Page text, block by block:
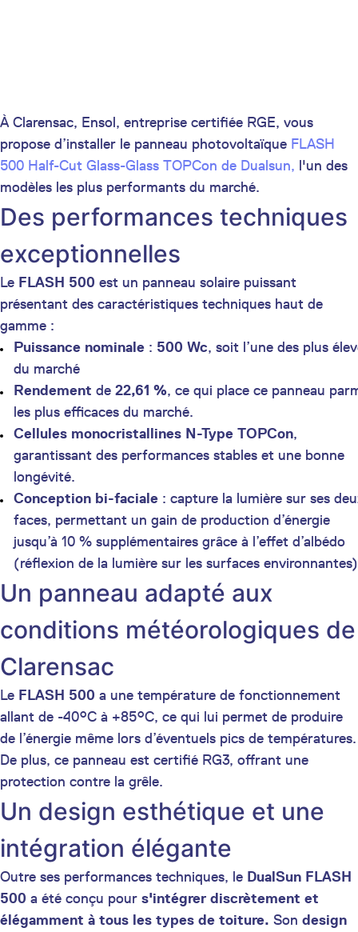
À Clarensac, Ensol, entreprise certifiée RGE, vous
propose d’installer le panneau photovoltaïque FLASH
500 Half-Cut Glass-Glass TOPCon de Dualsun, l'un des
modèles les plus performants du marché.
Des performances techniques
exceptionnelles
Le FLASH 500 est un panneau solaire puissant
présentant des caractéristiques techniques haut de
gamme :
Puissance nominale : 500 Wc, soit l’une des plus
du marché
Rendement de 22,61 %, ce qui place ce panneau
les plus efficaces du marché.
Cellules monocristallines N-Type TOPCon,
garantissant des performances stables et une bonne
longévité.
Conception bi-faciale : capture la lumière sur ses
faces, permettant un gain de production d’énergie
jusqu’à 10 % supplémentaires grâce à l’effet d’albédo
(réflexion de la lumière sur les surfaces
Un panneau adapté aux
conditions météorologiques de
Clarensac
Le FLASH 500 a une température de fonctionnement
allant de -40°C à +85°C, ce qui lui permet de produire
de l’énergie même lors d’éventuels pics de températures.
De plus, ce panneau est certifié RG3, offrant une
protection contre la grêle.
Un design esthétique et une
intégration élégante
Outre ses performances techniques, le DualSun FLASH
500 a été conçu pour s'intégrer discrètement et
élégamment à tous les types de toiture. Son design